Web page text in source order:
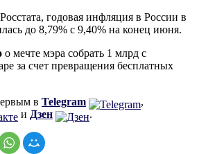
годовая инфляция в России в
до 8,79% с 9,40% на конец июня.
о мечте мэра собрать 1 млрд с
за счет превращения бесплатных
в Telegram
,
и Дзен .